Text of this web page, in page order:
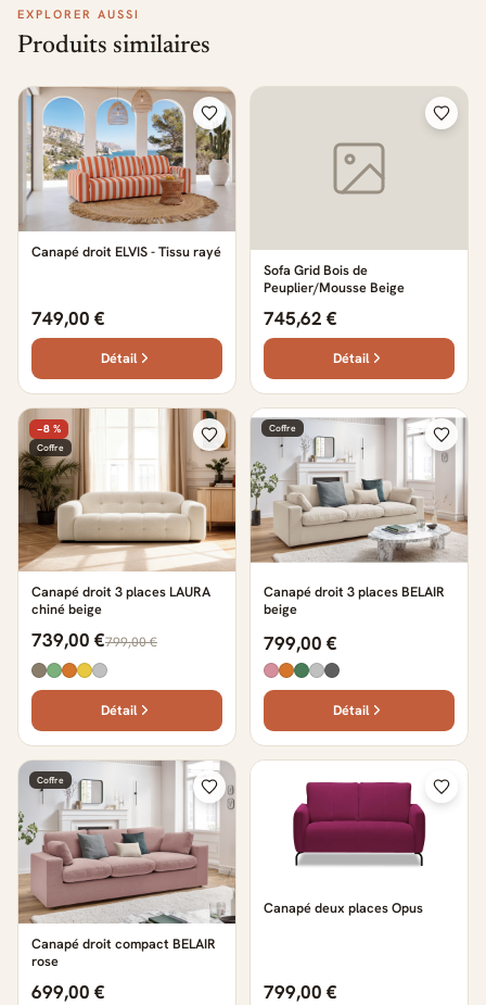
EXPLORER AUSSI
Produits similaires
Canapé droit ELVIS - Tissu rayé
749,00 €
Détail
Sofa Grid Bois de
Peuplier/Mousse Beige
745,62 €
Détail
−8 %
Coffre
Canapé droit 3 places LAURA
chiné beige
739,00 €799,00 €
Détail
Coffre
Canapé droit 3 places BELAIR
beige
799,00 €
Détail
Coffre
Canapé droit compact BELAIR
rose
699,00 €
Canapé deux places Opus
799,00 €